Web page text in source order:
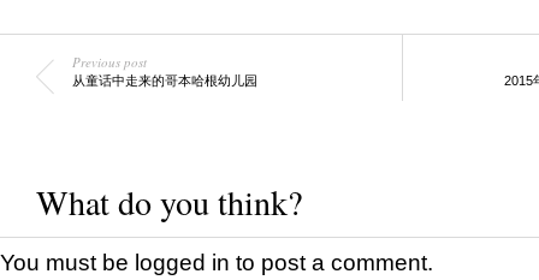
Previous post
从童话中走来的哥本哈根幼儿园 2015
What do you think?
You must be logged in to post a comment.